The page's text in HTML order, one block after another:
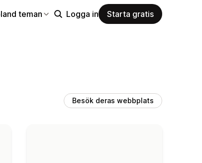
teman Logga in Starta gratis
Besök deras webbplats